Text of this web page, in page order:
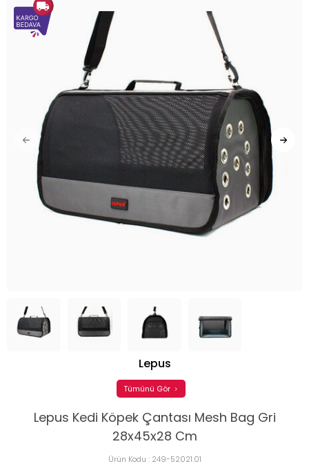
Lepus Kedi Köpek Çantası Mesh Bag Gri
28x45x28 Cm
Ürün Kodu : 249-52021.01
Lepus
Tümünü Gör